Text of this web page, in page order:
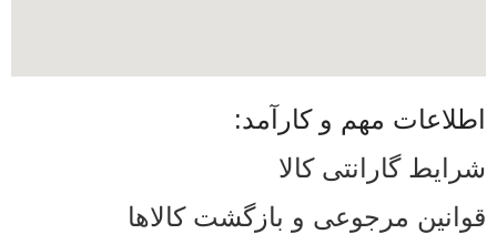
اطلاعات مهم و کارآمد:
شرایط گارانتی کالا
قوانین مرجوعی و بازگشت کالاها